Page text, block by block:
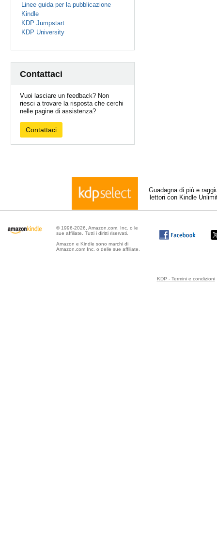
Linee guida per la pubblicazione
Kindle
KDP Jumpstart
KDP University
Contattaci
Vuoi lasciare un feedback? Non
riesci a trovare la risposta che cerchi
nelle pagine di assistenza?
Contattaci
Guadagna di più e
lettori con Kindle
© 1996-2026, Amazon.com, Inc. o le
sue affiliate. Tutti i diritti riservati.
Amazon e Kindle sono marchi di
Amazon.com Inc. o delle sue affiliate.
KDP - Termini e condizioni